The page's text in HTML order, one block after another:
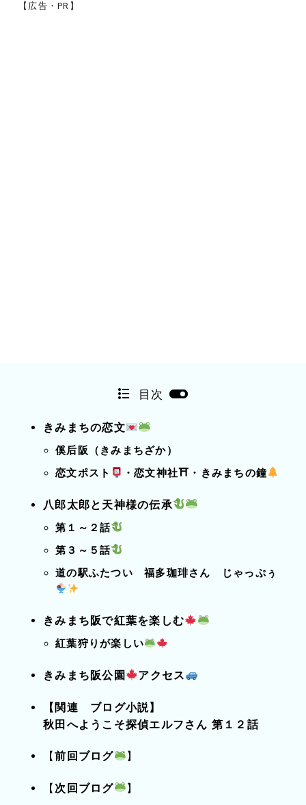
【広告・PR】
目次
きみまちの恋文
傒后阪（きみまちざか）
恋文ポスト
・恋文神社⛩・きみまちの鐘
八郎太郎と天神様の伝承
第１～２話
第３～５話
道の駅ふたつい 福多珈琲さん じゃっぷぅ
きみまち阪で紅葉を楽しむ
紅葉狩りが楽しい
きみまち阪公園 アクセス
【関連 ブログ小説】
秋田へようこそ探偵エルフさん 第１２話
【前回ブログ 】
【 次回ブログ 】